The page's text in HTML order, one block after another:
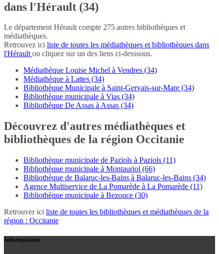
dans l'Hérault (34)
Le département Hérault compte 275 autres bibliothèques et
médiathèques.
Retrouvez ici liste de toutes les médiathèques et bibliothèques dans
l'Héraultou cliquez sur un des liens ci-desssous.
Médiathèque Louise Michel à Vendres (34)
Médiathèque à Lattes (34)
Bibliothèque Municipale à Saint-Gervais-sur-Mare (34)
Bibliothèque municipale à Vias (34)
Bibliothèque De Assas à Assas (34)
Découvrez d'autres médiathèques et
bibliothèques de la région Occitanie
Bibliothèque municipale de Paziols à Paziols (11)
Bibliothèque municipale à Montauriol (66)
Bibliothèque de Balaruc-les-Bains à Balaruc-les-Bains (34)
Agence Multiservice de La Pomarède à La Pomarède (11)
Bibliothèque municipale à Bezouce (30)
Retrouver ici liste de toutes les bibliothèques et médiathèques de la
région : Occitanie
Informations